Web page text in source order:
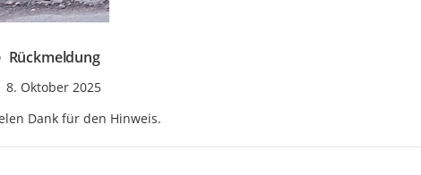
Rückmeldung
Zeitpunkt des Erstellens
8. Oktober 2025
Dank für den Hinweis.